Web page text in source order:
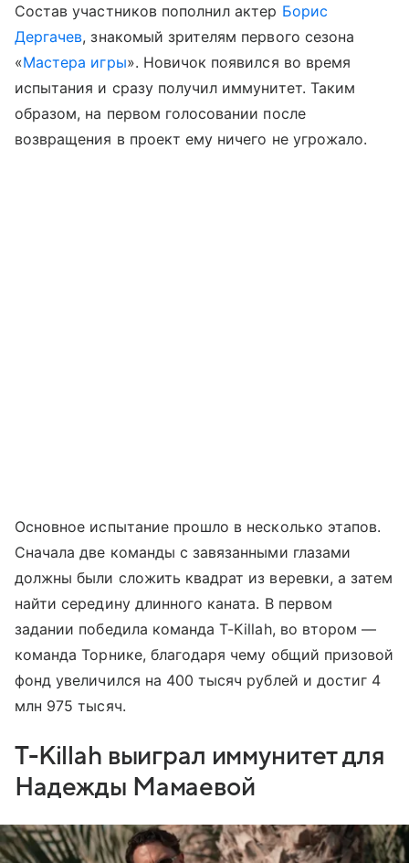
Состав участников пополнил актер Борис
Дергачев, знакомый зрителям первого сезона
«Мастера игры». Новичок появился во время
испытания и сразу получил иммунитет. Таким
образом, на первом голосовании после
возвращения в проект ему ничего не угрожало.
Основное испытание прошло в несколько этапов.
Сначала две команды с завязанными глазами
должны были сложить квадрат из веревки, а затем
найти середину длинного каната. В первом
задании победила команда T-Killah, во втором —
команда Торнике, благодаря чему общий призовой
фонд увеличился на 400 тысяч рублей и достиг 4
млн 975 тысяч.
T-Killah выиграл иммунитет для
Надежды Мамаевой